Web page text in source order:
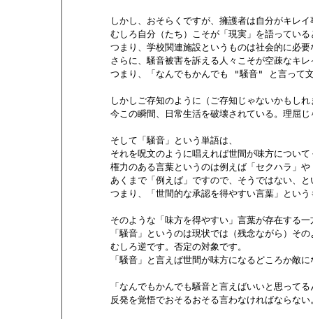
しかし、おそらくですが、擁護者は自分がキレイ
むしろ自分（たち）こそが「現実」を語っている
つまり、学校関連施設というものは社会的に必要
さらに、騒音被害を訴える人々こそが空疎なキレ
つまり、「なんでもかんでも "騒音" と言って
しかしご存知のように（ご存知じゃないかもし
今この瞬間、日常生活を破壊されている。理屈じ
        そして「騒音」という単語は、
それを呪文のように唱えれば世間が味方につい
権力のある言葉というのは例えば「セクハラ」や
あくまで「例えば」ですので、そうではない、と
つまり、「世間的な承認を得やすい言葉」という
そのような「味方を得やすい」言葉が存在する一
「騒音」というのは現状では（残念ながら）その
        むしろ逆です。否定の対象です。
「騒音」と言えば世間が味方になるどころか敵
「なんでもかんでも騒音と言えばいいと思ってる
反発を覚悟でおそるおそる言わなければならない